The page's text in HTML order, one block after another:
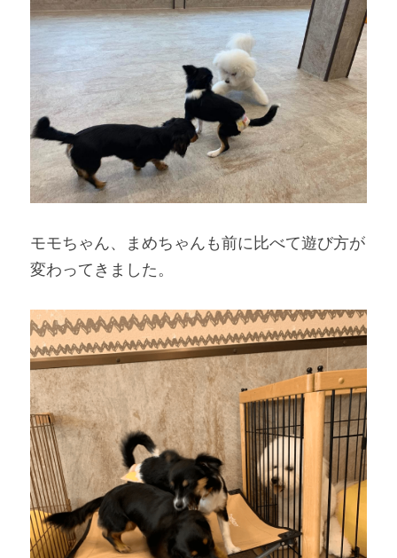
モモちゃん、まめちゃんも前に比べて遊び方が
変わってきました。